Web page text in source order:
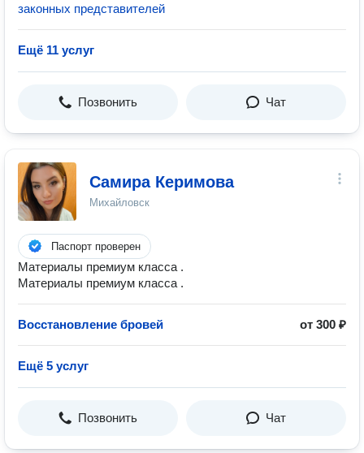
законных представителей
Ещё 11 услуг
Позвонить Чат
Самира Керимова
Михайловск
Паспорт проверен
Материалы премиум класса .
Материалы премиум класса .
Восстановление бровей от 300 ₽
Ещё 5 услуг
Позвонить Чат